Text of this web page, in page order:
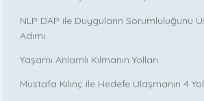
NLP DAP ile Duyguların Sorumluluğunu
Adımı
Yaşamı Anlamlı Kılmanın Yolları
Mustafa Kılınç ile Hedefe Ulaşmanın 4